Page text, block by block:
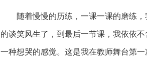
随着慢慢的历练，一课一课的磨练
的谈笑风生了，到最后一节课，我依依
一种想哭的感觉。这是我在教师舞台第